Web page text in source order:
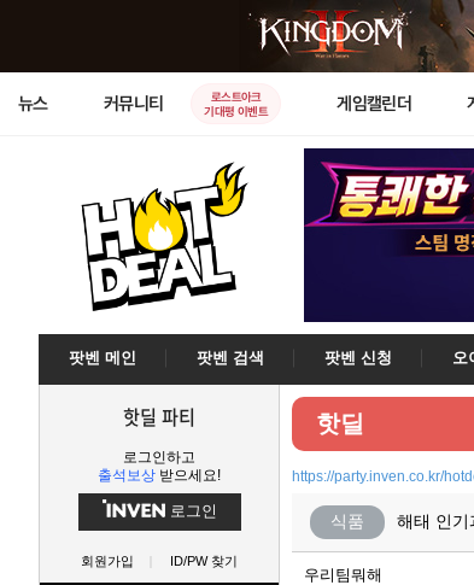
뉴스 커뮤니티
로스트아크
기대평 이벤트
게임캘린더
팟벤 메인 팟벤 검색 팟벤 신청 오
핫딜 파티
로그인하고
출석보상 받으세요!
로그인
회원가입 ID/PW 찾기
핫딜
https://party.inven.co.kr/
식품 해태 인기
우리팀뭐해